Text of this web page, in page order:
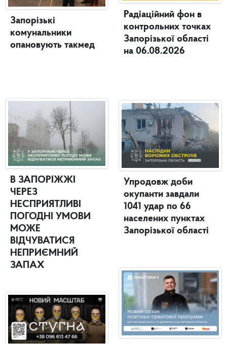
Запорізькі
комунальники
опановують такмед
В ЗАПОРІЖЖІ
ЧЕРЕЗ
НЕСПРИЯТЛИВІ
ПОГОДНІ УМОВИ
МОЖЕ
ВІДЧУВАТИСЯ
НЕПРИЄМНИЙ
ЗАПАХ
Радіаційний фон в
контрольних точках
Запорізької області
на 06.08.2026
Упродовж доби
окупанти завдали
1041 удар по 66
населених пунктах
Запорізької області